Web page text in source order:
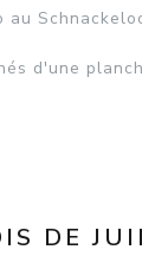
d'une
DE